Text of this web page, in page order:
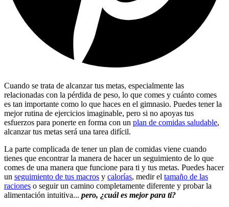
Cuando se trata de alcanzar tus metas, especialmente las
relacionadas con la pérdida de peso, lo que comes y cuánto comes
es tan importante como lo que haces en el gimnasio. Puedes tener la
mejor rutina de ejercicios imaginable, pero si no apoyas tus
esfuerzos para ponerte en forma con un plan de comidas saludable,
alcanzar tus metas será una tarea difícil.
La parte complicada de tener un plan de comidas viene cuando
tienes que encontrar la manera de hacer un seguimiento de lo que
comes de una manera que funcione para ti y tus metas. Puedes hacer
un seguimiento de tus macros y calorías, medir el tamaño de las
raciones o seguir un camino completamente diferente y probar la
alimentación intuitiva... pero, ¿cuál es mejor para ti?